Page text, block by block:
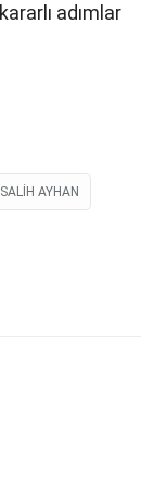
adımlar
SALIH AYHAN